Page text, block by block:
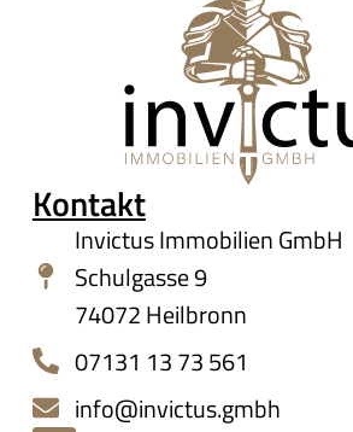
Kontakt
Invictus Immobilien GmbH
Schulgasse 9
74072 Heilbronn
07131 13 73 561
info@invictus.gmbh